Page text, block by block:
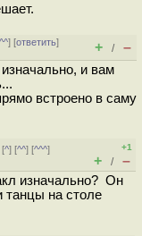
] [ответить]
+ / –
и вам
встроено в саму
[^] [^^] [^^^]
+1
+ / –
изначально? Он
танцы на столе